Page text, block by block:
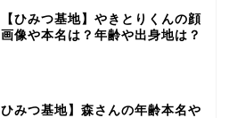
【ひみつ基地】やきとりくんの顔
画像や本名は？年齢や出身地は？
ひみつ基地】森さんの年齢本名や